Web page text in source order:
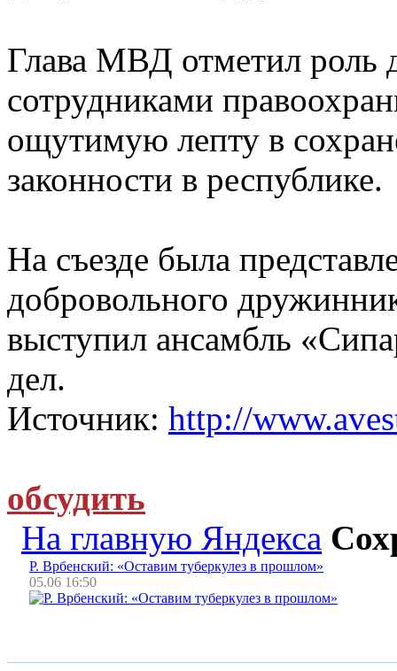
Глава МВД отметил роль
сотрудниками
ощутимую лепту в
законности в республике.
На съезде была
добровольного
выступил ансамбль
дел.
Источник: http://
обсудить
На главную Яндекса
Р. Врбенский: «Оставим туберкулез в прошлом»
05.06 16:50